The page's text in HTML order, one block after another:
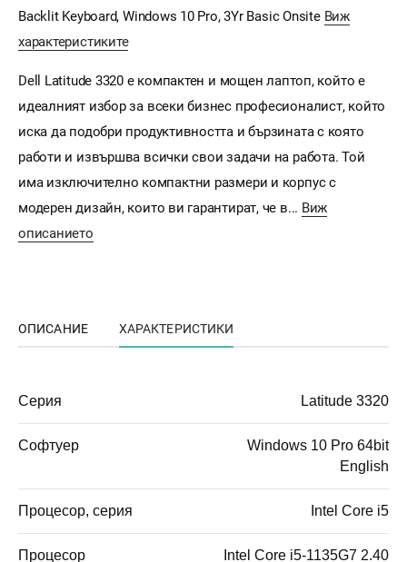
Backlit Keyboard, Windows 10 Pro, 3Yr Basic Onsite Виж
характеристиките
Dell Latitude 3320 е компактен и мощен лаптоп, който е
идеалният избор за всеки бизнес професионалист, който
иска да подобри продуктивността и бързината с която
работи и извършва всички свои задачи на работа. Той
има изключително компактни размери и корпус с
модерен дизайн, които ви гарантират, че в... Виж
описанието
ОПИСАНИЕ ХАРАКТЕРИСТИКИ
Серия Latitude 3320
Софтуер
Windows 10 Pro 64bit
English
Процесор, серия Intel Core i5
Процесор
Intel Core i5-1135G7 2.40